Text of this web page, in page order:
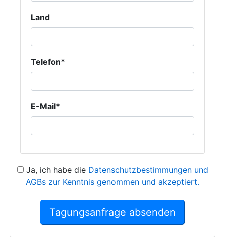
Land
Telefon*
E-Mail*
Ja, ich habe die Datenschutzbestimmungen und
AGBs zur Kenntnis genommen und akzeptiert.
Tagungsanfrage absenden